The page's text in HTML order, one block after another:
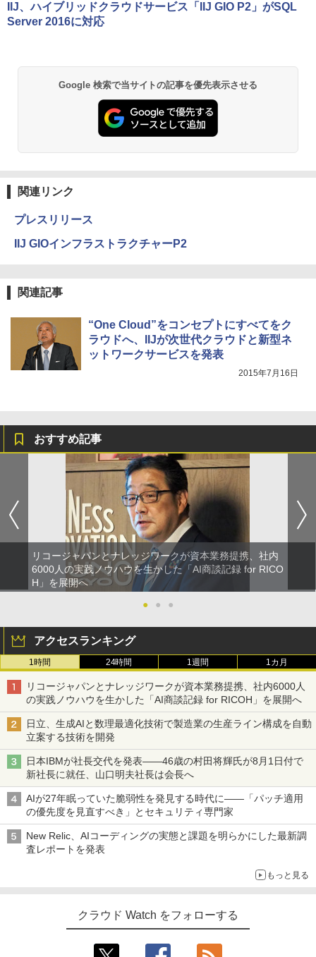
IIJ、ハイブリッドクラウドサービス「IIJ GIO P2」がSQL
Server 2016に対応
Google 検索で当サイトの記事を優先表示させる
関連リンク
プレスリリース
IIJ GIOインフラストラクチャーP2
関連記事
“One Cloud”をコンセプトにすべてをク
ラウドへ、IIJが次世代クラウドと新型ネ
ットワークサービスを発表
2015年7月16日
おすすめ記事
リコージャパンとナレッジワークが資本業務提携、社内
6000人の実践ノウハウを生かした「AI商談記録 for RICO
H」を展開へ
●
● ●
アクセスランキング
1時間 24時間 1週間 1カ月
リコージャパンとナレッジワークが資本業務提携、社内6000人
の実践ノウハウを生かした「AI商談記録 for RICOH」を展開へ
日立、生成AIと数理最適化技術で製造業の生産ライン構成を自動
立案する技術を開発
日本IBMが社長交代を発表――46歳の村田将輝氏が8月1日付で
新社長に就任、山口明夫社長は会長へ
AIが27年眠っていた脆弱性を発見する時代に――「パッチ適用
の優先度を見直すべき」とセキュリティ専門家
New Relic、AIコーディングの実態と課題を明らかにした最新調
査レポートを発表
もっと見る
クラウド Watch をフォローする